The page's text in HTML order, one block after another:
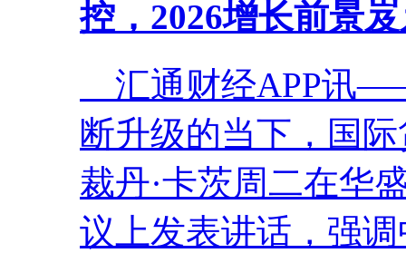
控，2026增长前景
汇通财经APP讯
断升级的当下，国
裁丹·卡茨周二在华
议上发表讲话，强